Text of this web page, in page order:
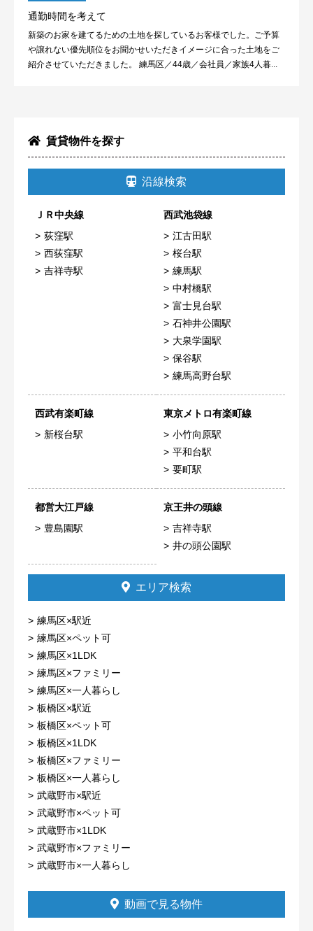
賃貸物件を探す
沿線検索
ＪＲ中央線
荻窪駅
西荻窪駅
吉祥寺駅
西武池袋線
江古田駅
桜台駅
練馬駅
中村橋駅
富士見台駅
石神井公園駅
大泉学園駅
保谷駅
練馬高野台駅
西武有楽町線
新桜台駅
東京メトロ有楽町線
小竹向原駅
平和台駅
要町駅
都営大江戸線
豊島園駅
京王井の頭線
吉祥寺駅
井の頭公園駅
エリア検索
練馬区×駅近
練馬区×ペット可
練馬区×1LDK
練馬区×ファミリー
練馬区×一人暮らし
板橋区×駅近
板橋区×ペット可
板橋区×1LDK
板橋区×ファミリー
板橋区×一人暮らし
武蔵野市×駅近
武蔵野市×ペット可
武蔵野市×1LDK
武蔵野市×ファミリー
武蔵野市×一人暮らし
動画で見る物件
通勤時間を考えて
新築のお家を建てるための土地を探しているお客様でした。ご予算
や譲れない優先順位をお聞かせいただきイメージに合った土地をご
紹介させていただきました。 練馬区／44歳／会社員／家族4人暮...